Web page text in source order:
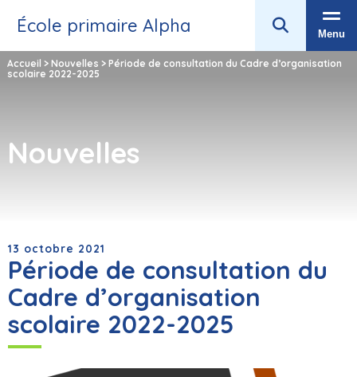
École primaire Alpha Menu
Accueil > Nouvelles > Période de consultation du Cadre d’organisation
scolaire 2022-2025
Nouvelles
13 octobre 2021
Période de consultation du
Cadre d’organisation
scolaire 2022-2025